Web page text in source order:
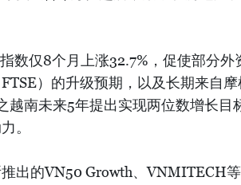
数仅8个月上涨32.7%，促使部分外
）的升级预期，以及长期来自
越南未来5年提出实现两位数增长目
。
出的VN50 Growth、VNMITECH